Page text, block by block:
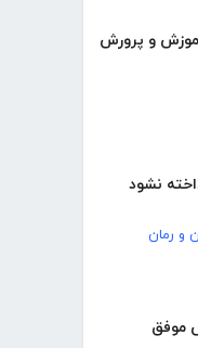
و پرورش
نشود
و رمان